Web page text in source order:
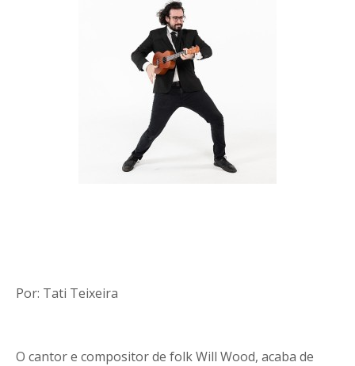
Por: Tati Teixeira
O cantor e compositor de folk Will Wood, acaba de